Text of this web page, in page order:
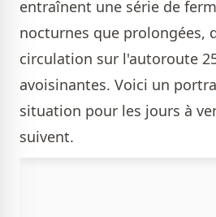
entraînent une série de
nocturnes que prolongées,
circulation sur l'autoroute
avoisinantes. Voici un
situation pour les jours à
suivent.